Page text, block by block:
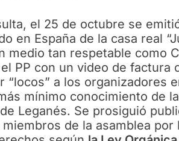
el 25 de octubre se
en España de la casa real
medio tan respetable como
PP con un video de factura
“locos” a los organizadores
mínimo conocimiento de
Leganés. Se prosiguió
de la asamblea por